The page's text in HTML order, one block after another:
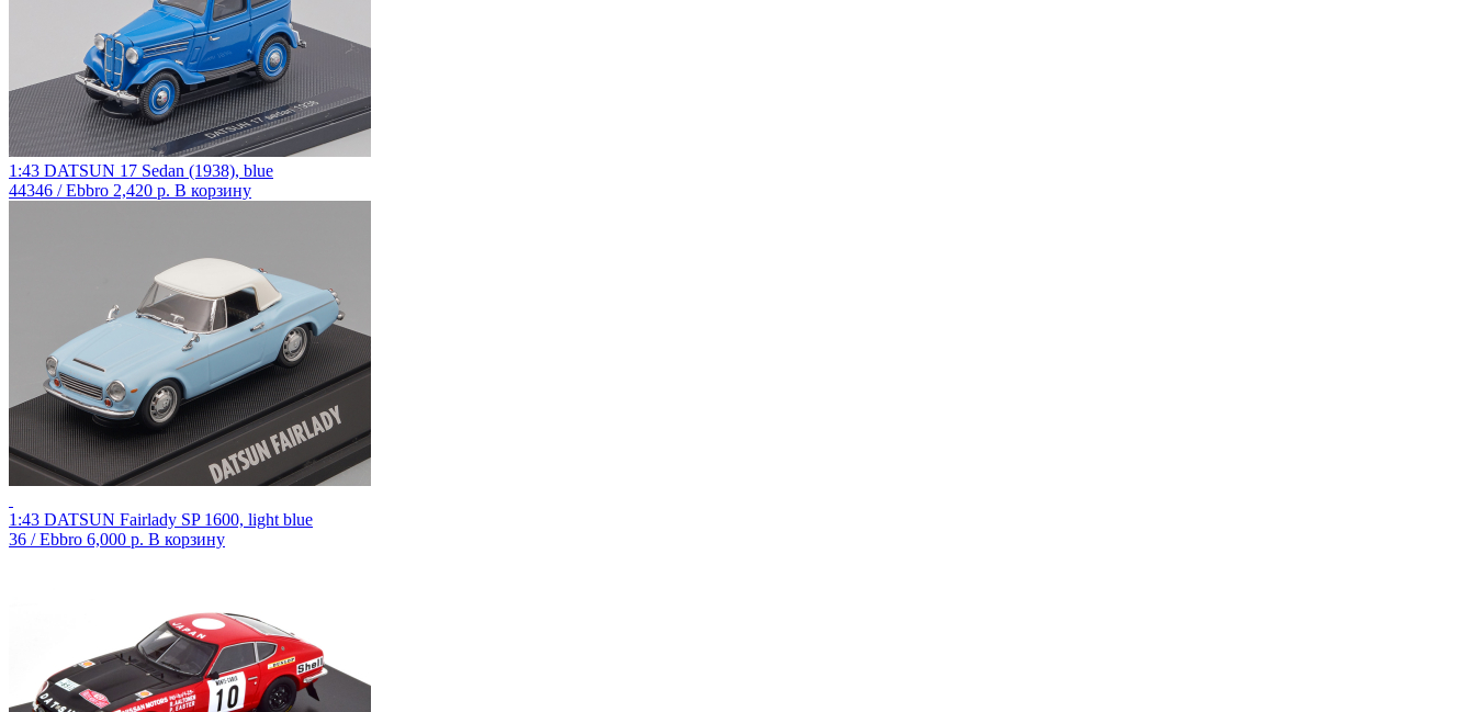
1:43 DATSUN 17 Sedan (1938), blue
44346 / Ebbro 2,420 р. В корзину
1:43 DATSUN Fairlady SP 1600, light blue
36 / Ebbro 6,000 р. В корзину